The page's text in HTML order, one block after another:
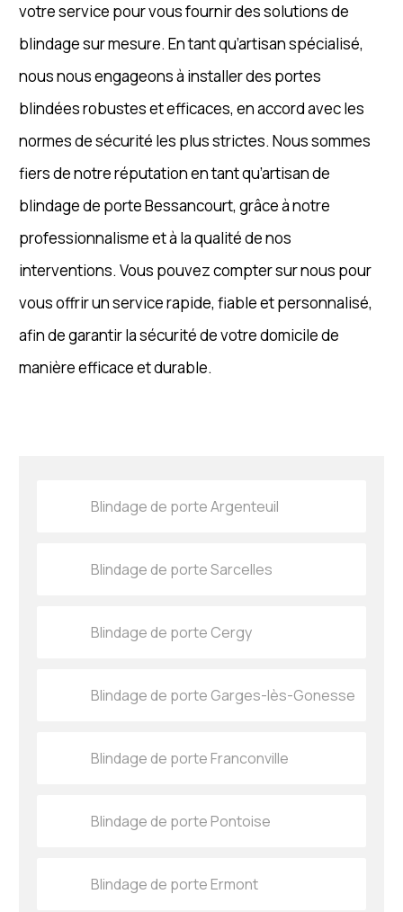
votre service pour vous fournir des solutions de
blindage sur mesure. En tant qu’artisan spécialisé,
nous nous engageons à installer des portes
blindées robustes et efficaces, en accord avec les
normes de sécurité les plus strictes. Nous sommes
fiers de notre réputation en tant qu’artisan de
blindage de porte Bessancourt, grâce à notre
professionnalisme et à la qualité de nos
interventions. Vous pouvez compter sur nous pour
vous offrir un service rapide, fiable et personnalisé,
afin de garantir la sécurité de votre domicile de
manière efficace et durable.
Blindage de porte Argenteuil
Blindage de porte Sarcelles
Blindage de porte Cergy
Blindage de porte Garges-lès-Gonesse
Blindage de porte Franconville
Blindage de porte Pontoise
Blindage de porte Ermont